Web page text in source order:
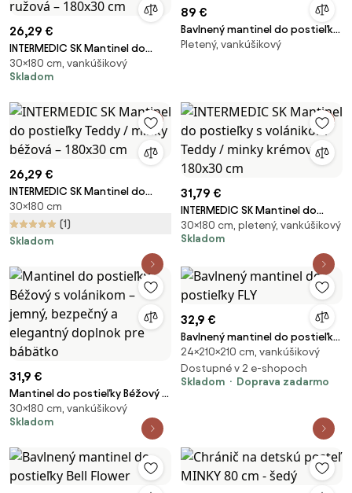
26,29 €
INTERMEDIC SK Mantinel do
postieľky ZOO / minky ružová –
180x30 cm
30×180 cm, vankúšikový
Skladom
89 €
Bavlnený mantinel do postieľky
Plumbago
Pletený, vankúšikový
26,29 €
INTERMEDIC SK Mantinel do
postieľky Teddy / minky béžová
– 180x30 cm
30×180 cm
(1)
Skladom
31,79 €
INTERMEDIC SK Mantinel do
postieľky s volánikom Teddy /
minky krémová – 180x30 cm
30×180 cm, pletený, vankúšikový
Skladom
31,9 €
Mantinel do postieľky Béžový s
volánikom – jemný, bezpečný a
elegantný doplnok pre
30×180 cm, vankúšikový
Skladom
32,9 €
Bavlnený mantinel do postieľky
FLY
24×210×210 cm, vankúšikový
Dostupné v 2 e-shopoch
Skladom
Doprava zadarmo